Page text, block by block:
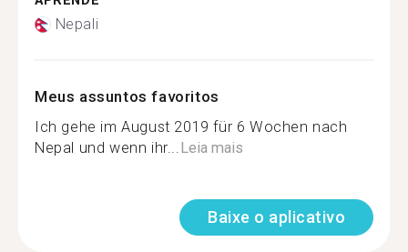
Nepali
Meus assuntos favoritos
Ich gehe im August 2019 für 6 Wochen nach
Nepal und wenn ihr...Leia mais
Baixe o aplicativo